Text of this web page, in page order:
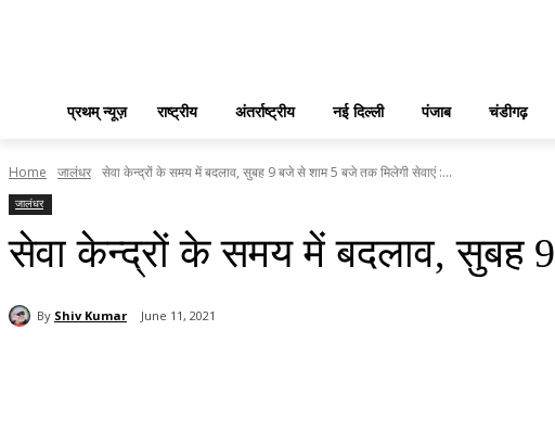
प्रथम् न्यूज़ राष्ट्रीय अंतर्राष्ट्रीय नई दिल्ली पंजाब चंडीगढ़
Home जालंधर सेवा केन्द्रों के समय में बदलाव, सुबह 9 बजे से शाम 5 बजे तक मिलेगी सेवाएं :...
जालंधर
सेवा केन्द्रों के समय में बदलाव, सुबह
By Shiv Kumar June 11, 2021